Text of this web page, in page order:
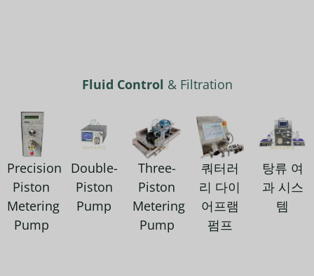
Fluid Control & Filtration
Precision
Piston
Metering
Pump
Double-
Piston
Pump
Three-
Piston
Metering
Pump
쿼터러
리 다이
어프램
펌프
탕류 여
과 시스
템